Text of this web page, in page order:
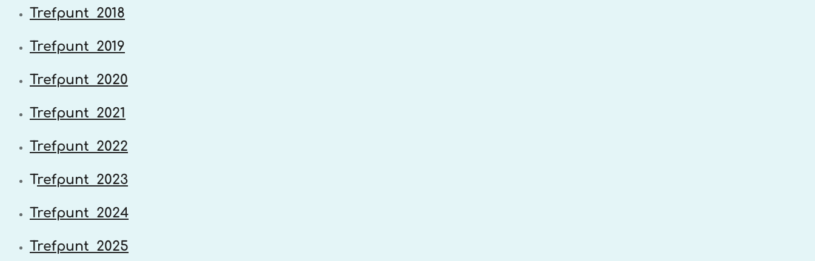
Trefpunt 2018
Trefpunt 2019
Trefpunt 2020
Trefpunt 2021
Trefpunt 2022
Trefpunt 2023
Trefpunt 2024
Trefpunt 2025